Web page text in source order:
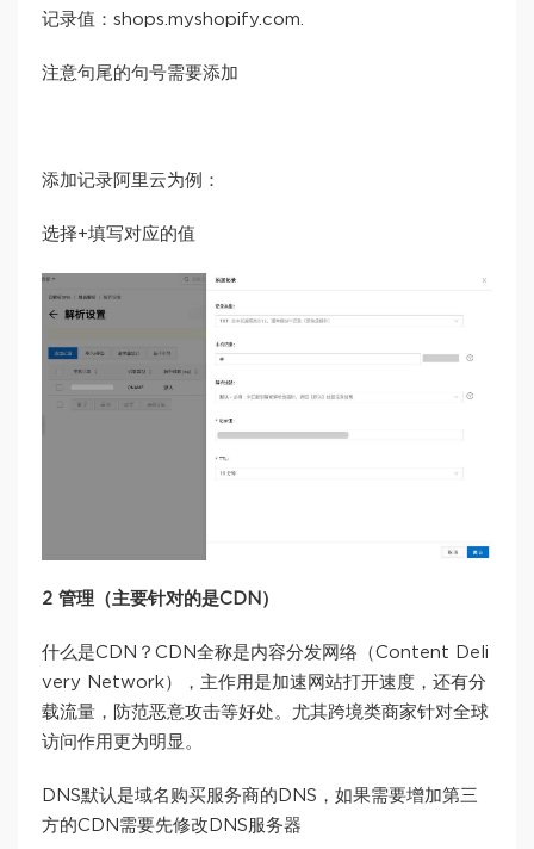
记录值：shops.myshopify.com.
注意句尾的句号需要添加
添加记录阿里云为例：
选择+填写对应的值
2 管理（主要针对的是CDN）
什么是CDN？CDN全称是内容分发网络（Content Deli
very Network），主作用是加速网站打开速度，还有分
载流量，防范恶意攻击等好处。尤其跨境类商家针对全球
访问作用更为明显。
DNS默认是域名购买服务商的DNS，如果需要增加第三
方的CDN需要先修改DNS服务器